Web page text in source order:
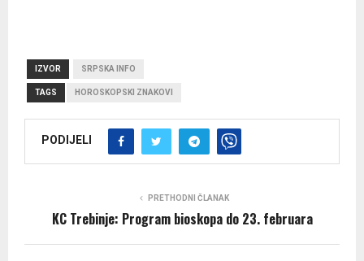
IZVOR SRPSKA INFO
TAGS HOROSKOPSKI ZNAKOVI
PODIJELI
PRETHODNI ČLANAK
KC Trebinje: Program bioskopa do 23. februara